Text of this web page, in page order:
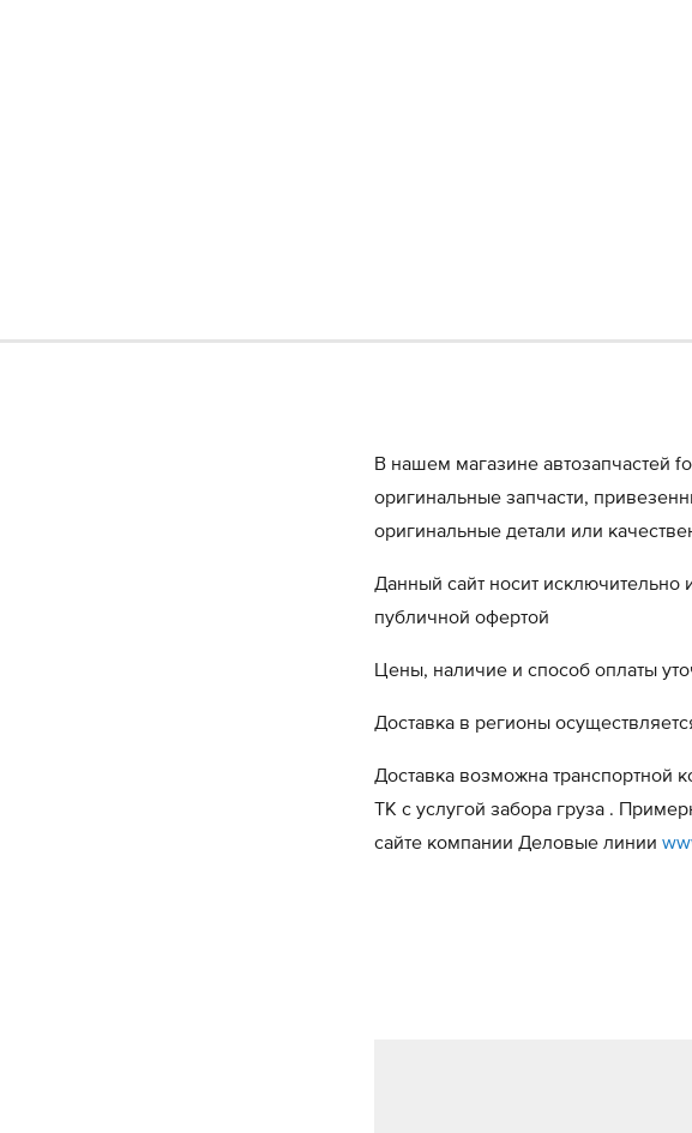
В нашем магазине автозапчастей
оригинальные запчасти,
оригинальные детали или
Данный сайт носит
публичной офертой
Цены, наличие и способ оплаты
Доставка в регионы
Доставка возможна
ТК с услугой забора груза .
сайте компании Деловые линии